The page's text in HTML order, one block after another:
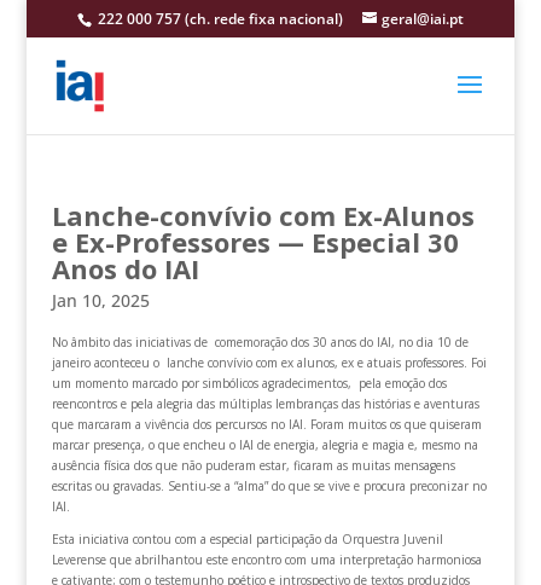
222 000 757 (ch. rede fixa nacional) geral@iai.pt
Lanche-convívio com Ex-Alunos
e Ex-Professores — Especial 30
Anos do IAI
Jan 10, 2025
No âmbito das iniciativas de comemoração dos 30 anos do IAI, no dia 10 de
janeiro aconteceu o lanche convívio com ex alunos, ex e atuais professores. Foi
um momento marcado por simbólicos agradecimentos, pela emoção dos
reencontros e pela alegria das múltiplas lembranças das histórias e aventuras
que marcaram a vivência dos percursos no IAI. Foram muitos os que quiseram
marcar presença, o que encheu o IAI de energia, alegria e magia e, mesmo na
ausência física dos que não puderam estar, ficaram as muitas mensagens
escritas ou gravadas. Sentiu-se a “alma” do que se vive e procura preconizar no
IAI.
Esta iniciativa contou com a especial participação da Orquestra Juvenil
Leverense que abrilhantou este encontro com uma interpretação harmoniosa
e cativante; com o testemunho poético e introspectivo de textos produzidos